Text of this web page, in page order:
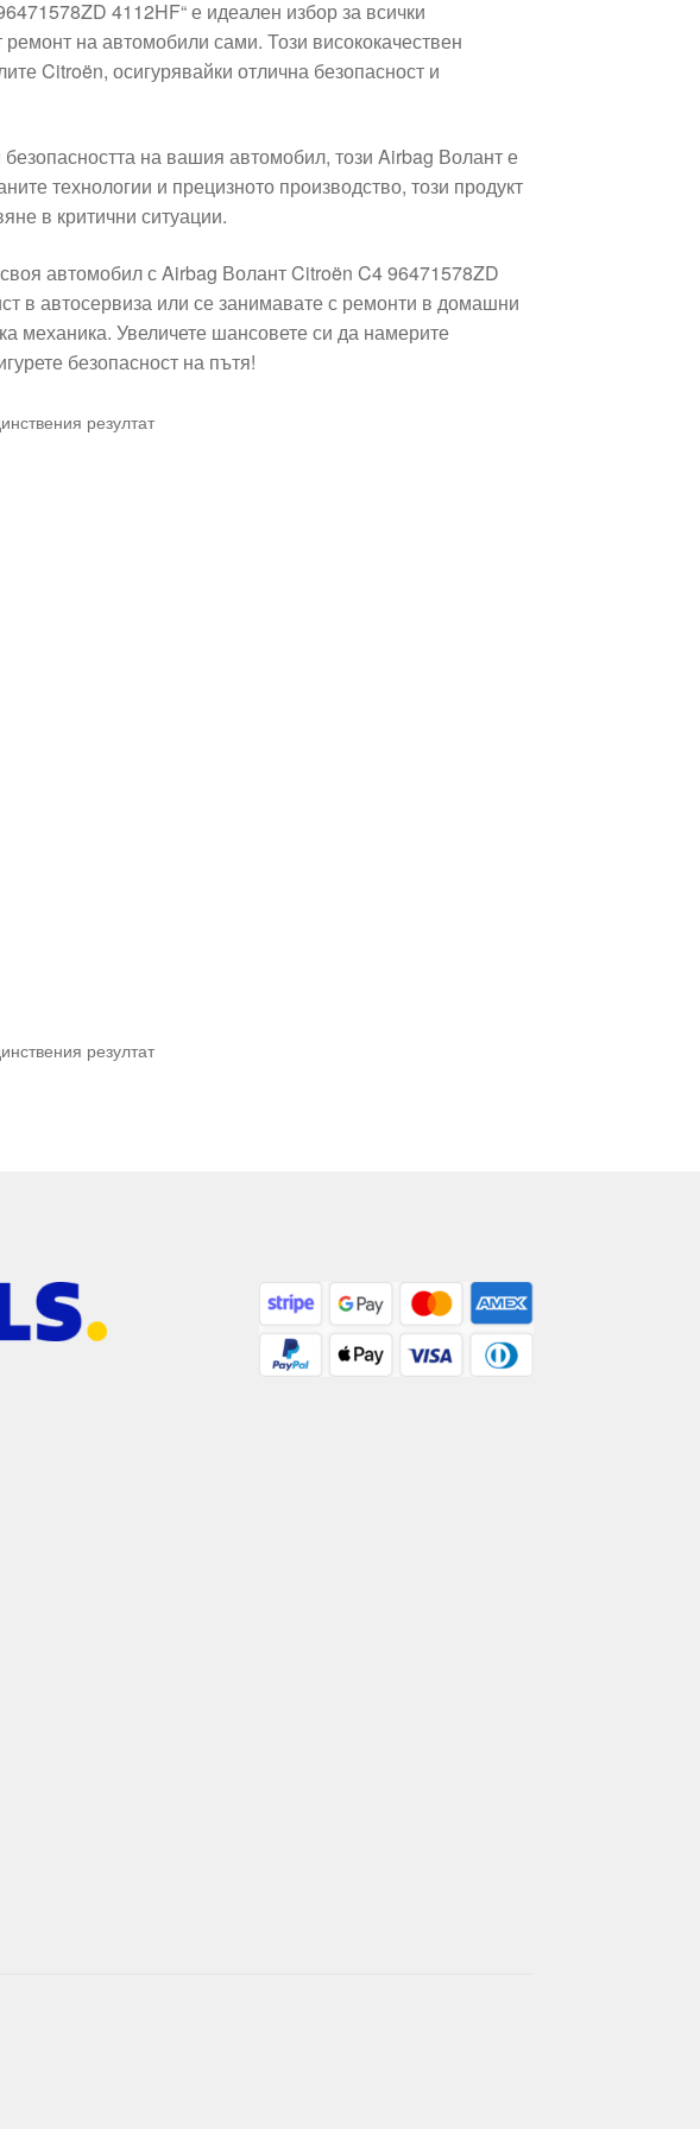
4112HF“ е идеален избор за всички
на автомобили сами. Този висококачествен
Citroën, осигурявайки отлична безопасност и
на вашия автомобил, този Airbag Волант е
технологии и прецизното производство, този продукт
в критични ситуации.
автомобил с Airbag Волант Citroën C4 96471578ZD
в автосервиза или се занимавате с ремонти в домашни
механика. Увеличете шансовете си да намерите
безопасност на пътя!
резултат
резултат